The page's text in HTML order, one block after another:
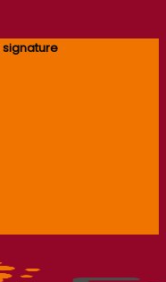
signature